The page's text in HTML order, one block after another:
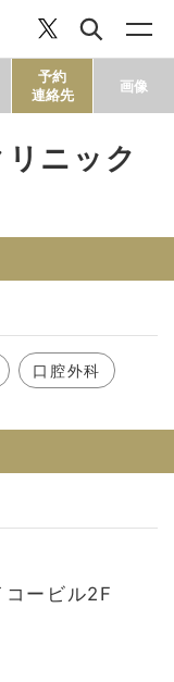
予約
連絡先
画像
ニック
口腔外科
ービル2F